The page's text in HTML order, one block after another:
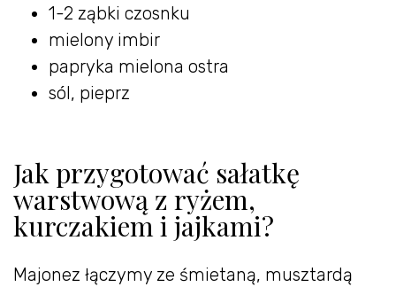
1-2 ząbki czosnku
mielony imbir
papryka mielona ostra
sól, pieprz
Jak przygotować sałatkę
warstwową z ryżem,
kurczakiem i jajkami?
Majonez łączymy ze śmietaną, musztardą